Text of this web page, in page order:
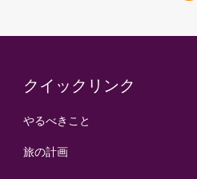
クイックリンク
やるべきこと
旅の計画